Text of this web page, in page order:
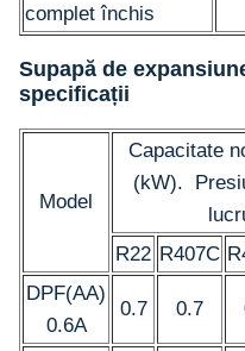
complet închis
Supapă de
specificații
Model
Capacitate
(kW).
R22 R407C
DPF(AA)
0.6A
0.7 0.7